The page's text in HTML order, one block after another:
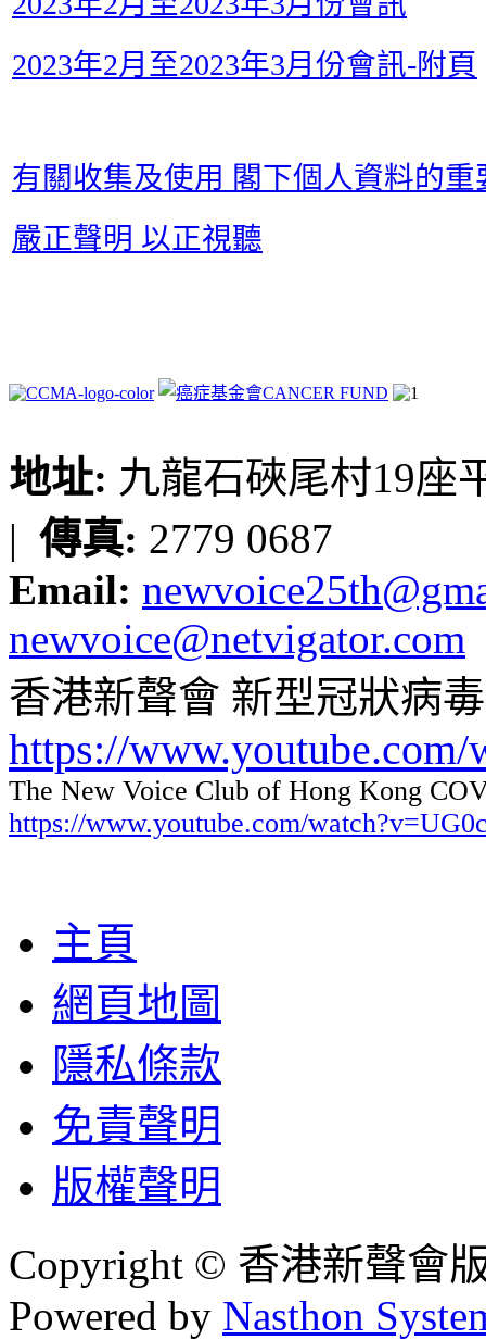
2023年2月至2023年3月份會訊-附頁
有關收集及使用 閣下個人資料的重
嚴正聲明 以正視聽
地址: 九龍石硤尾村19座
| 傳真: 2779 0687
Email:
newvoice@netvigator.com
香港新聲會 新型冠狀病
https://
The New Voice Club of Hong Kong
https://www.youtube.com/
主頁
網頁地圖
隱私條款
免責聲明
版權聲明
Copyright © 香港新聲會
Powered by Nasthon